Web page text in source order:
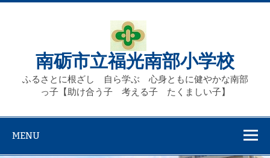
Skip
南砺市立福光南部小学校
ふるさとに根ざし 自ら学ぶ 心身ともに健やかな南部
っ子【助け合う子 考える子 たくましい子】
MENU